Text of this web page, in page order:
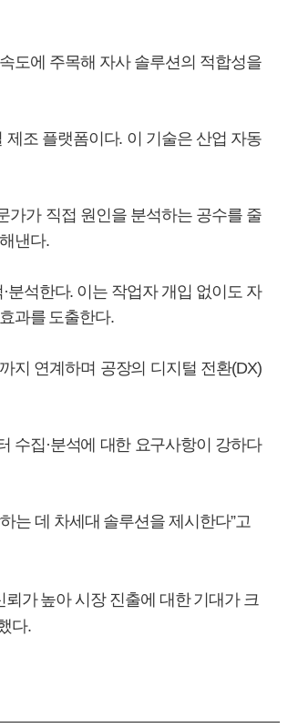
도에 주목해 자사 솔루션의 적합성을
제조 플랫폼이다. 이 기술은 산업 자동
가가 직접 원인을 분석하는 공수를 줄
낸다.
분석한다. 이는 작업자 개입 없이도 자
과를 도출한다.
지 연계하며 공장의 디지털 전환(DX)
수집·분석에 대한 요구사항이 강하다
는 데 차세대 솔루션을 제시한다”고
뢰가 높아 시장 진출에 대한 기대가 크
다.